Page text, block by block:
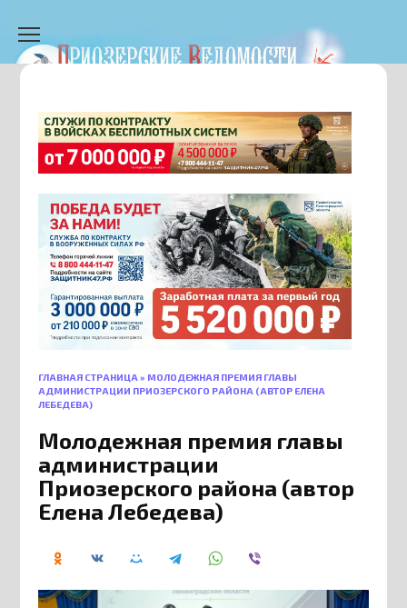
содержанию
ГЛАВНАЯ СТРАНИЦА » МОЛОДЕЖНАЯ ПРЕМИЯ ГЛАВЫ
АДМИНИСТРАЦИИ ПРИОЗЕРСКОГО РАЙОНА (АВТОР ЕЛЕНА
ЛЕБЕДЕВА)
Молодежная премия главы
администрации
Приозерского района (автор
Елена Лебедева)